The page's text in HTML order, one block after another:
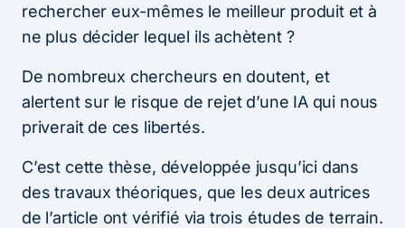
rechercher eux-mêmes le meilleur produit et à
ne plus décider lequel ils achètent ?
De nombreux chercheurs en doutent, et
alertent sur le risque de rejet d’une IA qui nous
priverait de ces libertés.
C’est cette thèse, développée jusqu’ici dans
des travaux théoriques, que les deux autrices
de l’article ont vérifié via trois études de terrain.